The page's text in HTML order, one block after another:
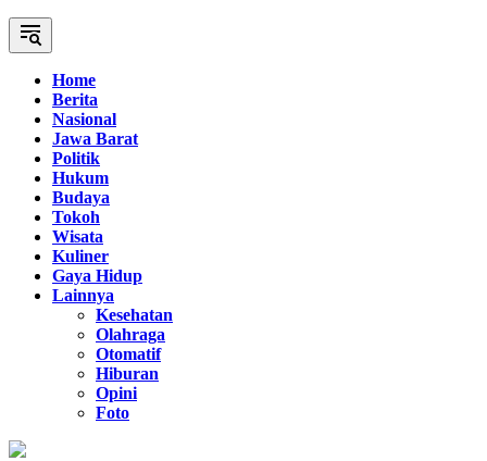
Home
Berita
Nasional
Jawa Barat
Politik
Hukum
Budaya
Tokoh
Wisata
Kuliner
Gaya Hidup
Lainnya
Kesehatan
Olahraga
Otomatif
Hiburan
Opini
Foto